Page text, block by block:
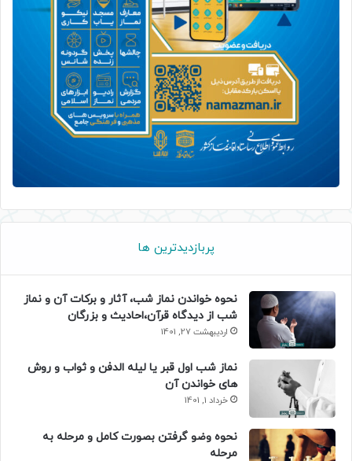
پربازدیدترین ها
نحوه خواندن نماز شب، آثار و برکات آن و نماز
شب از دیدگاه قرآن،احادیث و بزرگان
اردیبهشت 27, 1401
نماز شب اول قبر یا لیله الدفن و ثواب و روش
های خواندن آن
خرداد 1, 1401
نحوه وضو گرفتن بصورت کامل و مرحله به
مرحله